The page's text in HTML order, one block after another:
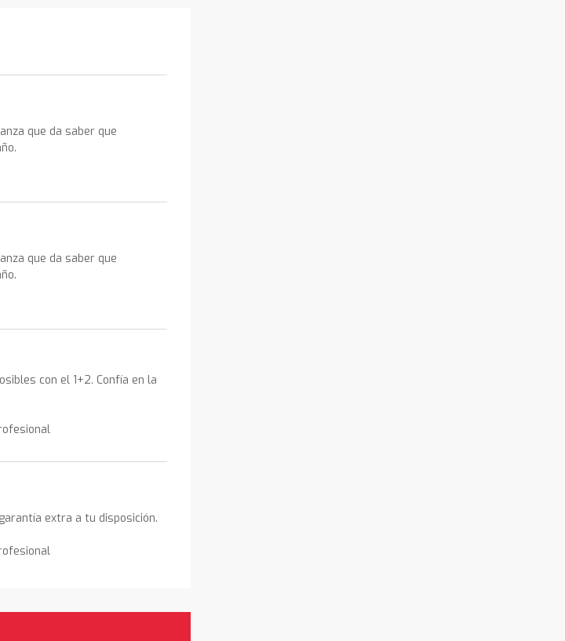
que da saber que
que da saber que
con el 1+2. Confía en la
extra a tu disposición.